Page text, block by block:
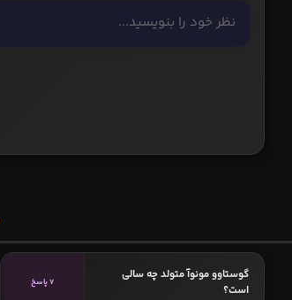
گوستاوو مونوآ متولد چه سالی
است؟
7 پاسخ